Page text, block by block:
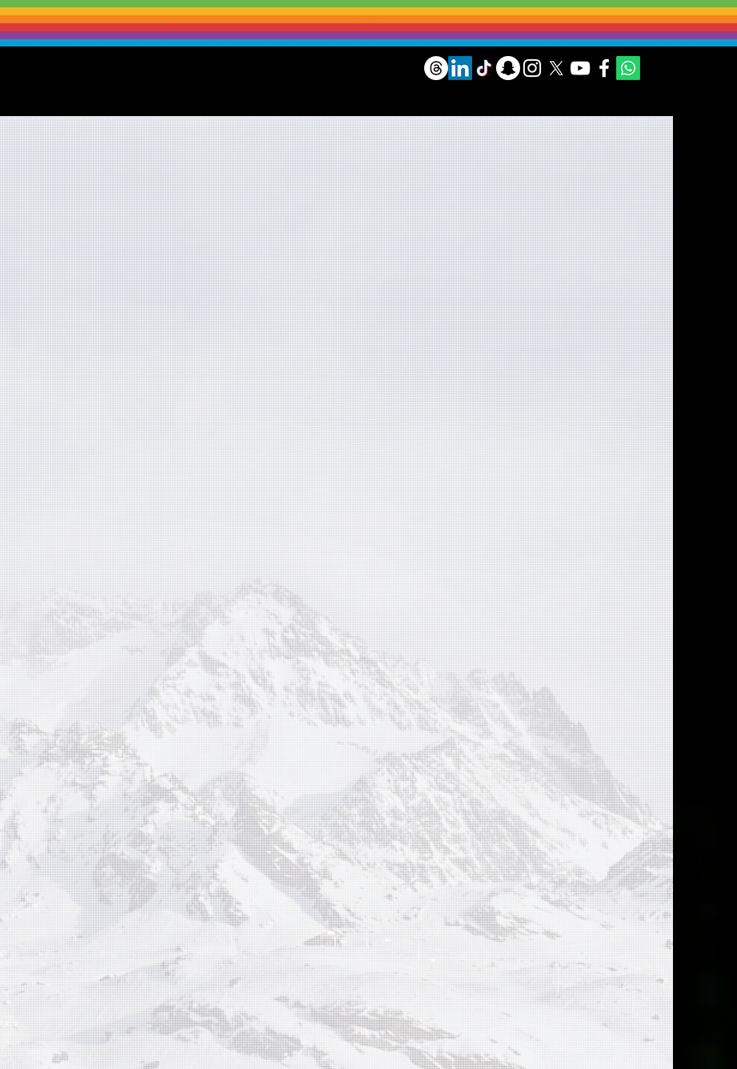
Ir al Supercúmulo.
la transacción y verifica todos los detalles.
de que la información sea correcta, incluyendo la
y los datos de tu cuenta bancaria.
que hayas confirmado la transacción, recibirás un
electrónico de confirmación en la dirección de correo
asociada con tu cuenta de Laniakea.
correo electrónico y revisa los detalles del retiro,
la cantidad retirada y la confirmación de la
a través de SPEI hacia tu cuenta bancaria.
de confirmar el retiro mediante el correo
los fondos se transferirán de manera segura y
desde tu Cartera Hubble a tu cuenta bancaria a
de SPEI.
de retiro mediante transferencias SPEI brinda a
una forma conveniente y segura de transferir
desde su Cartera Hubble a su cuenta bancaria y
los fondos según sus necesidades. El correo
de confirmación garantiza la transparencia y
un registro de la transacción para tu seguridad.